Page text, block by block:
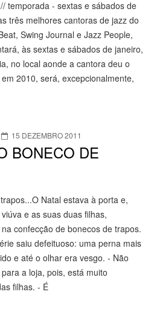
temporada - sextas e sábados de
três melhores cantoras de jazz do
Swing Journal e Jazz People,
às sextas e sábados de janeiro,
no local aonde a cantora deu o
2010, será, excepcionalmente,
15 DEZEMBRO 2011
BONECO DE
Natal estava à porta e,
e as suas duas filhas,
confecção de bonecos de trapos.
saiu defeituoso: uma perna mais
e até o olhar era vesgo. - Não
a loja, pois, está muito
filhas. - É